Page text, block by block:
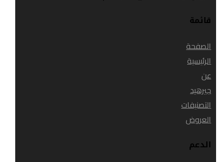
قائمة
الصفحة
الرئيسية
عن
جيرهيد
التصنيفات
العروض
الدعم